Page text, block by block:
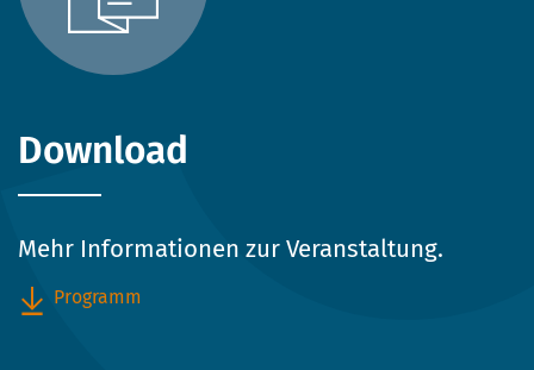
Download
Mehr Informationen zur Veranstaltung.
Programm